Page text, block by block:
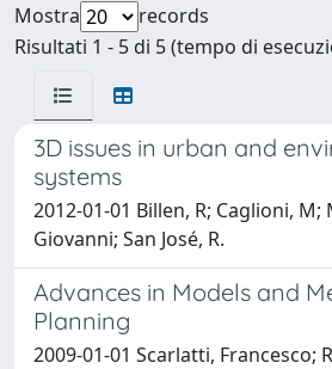
Mostra
records
Risultati 1 - 5 di 5 (tempo di
3D issues in urban and
systems
2012-01-01 Billen, R; Caglioni, M;
Giovanni; San José, R.
Advances in Models and
Planning
2009-01-01 Scarlatti, Francesco;